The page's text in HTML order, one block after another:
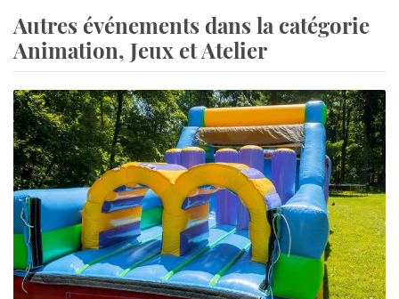
Autres événements dans la catégorie
Animation, Jeux et Atelier